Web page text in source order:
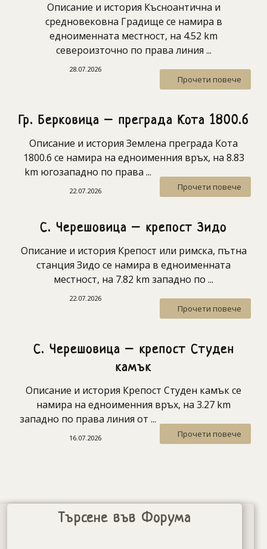
Описание и история Късноантична и
средновековна Градище се намира в
едноименната местност, на 4.52 km
североизточно по права линия ...
Прочети повече
28.07.2026
Гр. Берковица – преграда Кота 1800.6
Описание и история Землена преграда Кота
1800.6 се намира на едноименния връх, на 8.83
km югозападно по права ...
Прочети повече
22.07.2026
С. Черешовица – крепост Зидо
Описание и история Крепост или римска, пътна
станция Зидо се намира в едноименната
местност, на 7.82 km западно по ...
Прочети повече
22.07.2026
С. Черешовица – крепост Студен
камък
Описание и история Крепост Студен камък се
намира на едноименния връх, на 3.27 km
западно по права линия от ...
Прочети повече
16.07.2026
Търсене във Форума